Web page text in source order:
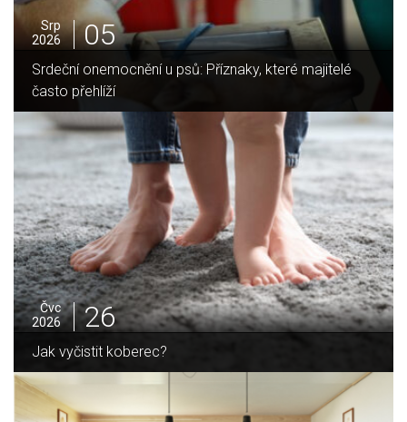
které majitelé
Srp
2026
05
Jak vybrat ideální krbovou
Čvc
2026
25